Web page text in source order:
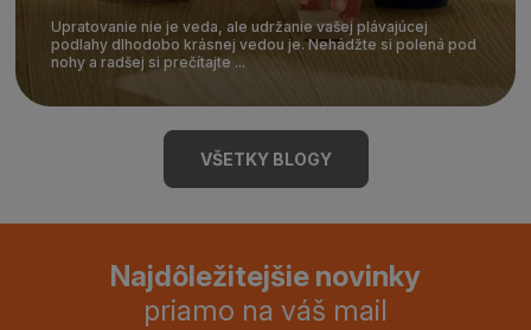
Upratovanie nie je veda, ale udržanie vašej plávajúcej
podlahy dlhodobo krásnej vedou je. Nehádžte si polená pod
nohy a radšej si prečítajte ...
VŠETKY BLOGY
Najdôležitejšie novinky
priamo na váš mail